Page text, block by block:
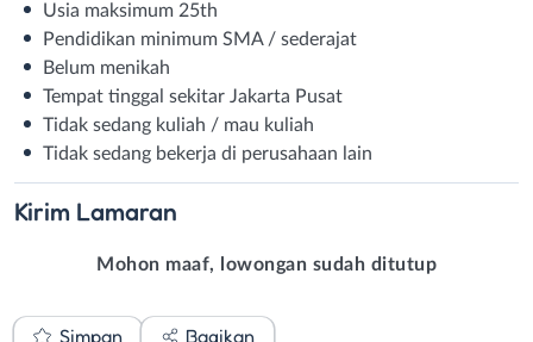
Usia maksimum 25th
Pendidikan minimum SMA / sederajat
Belum menikah
Tempat tinggal sekitar Jakarta Pusat
Tidak sedang kuliah / mau kuliah
Tidak sedang bekerja di perusahaan lain
Kirim Lamaran
Mohon maaf, lowongan sudah ditutup
Simpan Bagikan